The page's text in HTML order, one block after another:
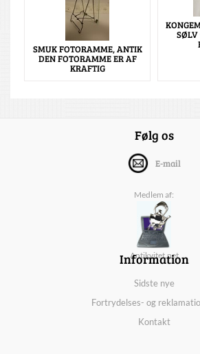
SMUK FOTORAMME, ANTIK
DEN FOTORAMME ER AF
KRAFTIG
SØLV
Følg os
E-mail
Medlem af:
Antikvitet.net
Information
Sidste nye
Fortrydelses- og
Kontakt